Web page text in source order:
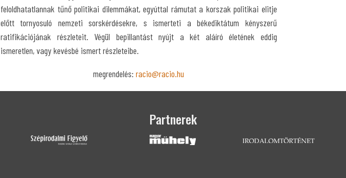
feloldhatatlannak tűnő politikai dilemmákat, egyúttal rámutat a korszak politikai elitje
előtt tornyosuló nemzeti sorskérdésekre, s ismerteti a békediktátum kényszerű
ratifikációjának részleteit. Végül bepillantást nyújt a két aláíró életének eddig
ismeretlen, vagy kevésbé ismert részleteibe.
megrendelés:racio@racio.hu
Partnerek